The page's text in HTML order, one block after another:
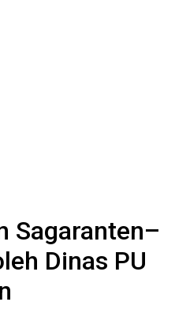
Sagaranten–
Dinas PU